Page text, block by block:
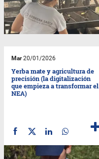
Mar20/01/2026
Yerba mate y agricultura de
precisión (la digitalización
que empieza a transformar el
NEA)